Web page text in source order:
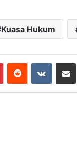
Kuasa Hukum
PinterestReddit